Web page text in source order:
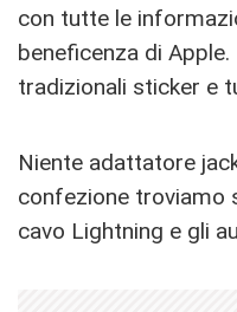
con tutte le
beneficenza di
tradizionali sticker e
Niente adattatore
confezione troviamo
cavo Lightning e gli